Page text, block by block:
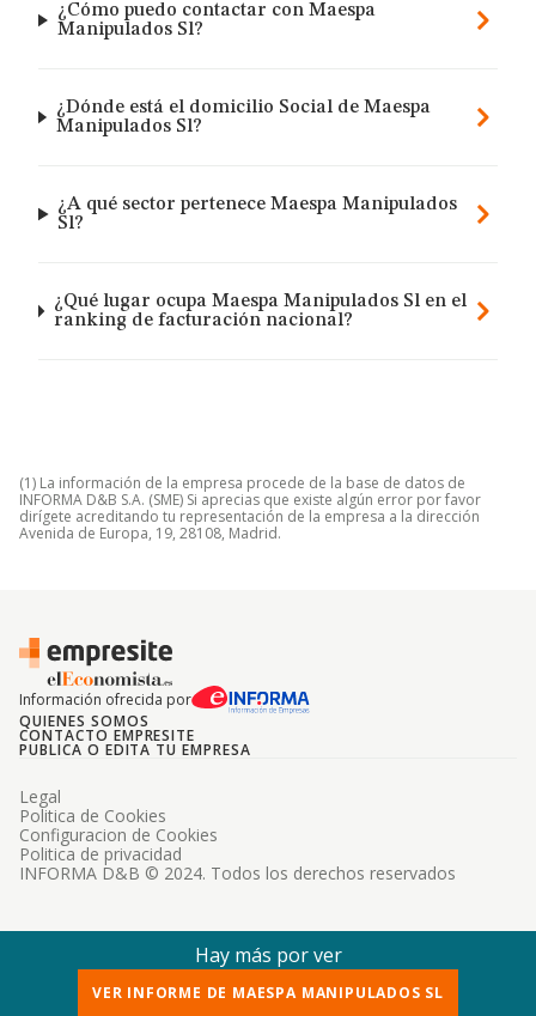
¿Cómo puedo contactar con Maespa
Manipulados Sl?
¿Dónde está el domicilio Social de Maespa
Manipulados Sl?
¿A qué sector pertenece Maespa Manipulados
Sl?
¿Qué lugar ocupa Maespa Manipulados Sl en el
ranking de facturación nacional?
(1) La información de la empresa procede de la base de datos de
INFORMA D&B S.A. (SME) Si aprecias que existe algún error por favor
dirígete acreditando tu representación de la empresa a la dirección
Avenida de Europa, 19, 28108, Madrid.
Información ofrecida por
QUIENES SOMOS
CONTACTO EMPRESITE
PUBLICA O EDITA TU EMPRESA
INFORMA D&B © 2024. Todos los derechos reservados
Legal
Politica de Cookies
Configuracion de Cookies
Politica de privacidad
Hay más por ver
VER INFORME DE MAESPA MANIPULADOS SL